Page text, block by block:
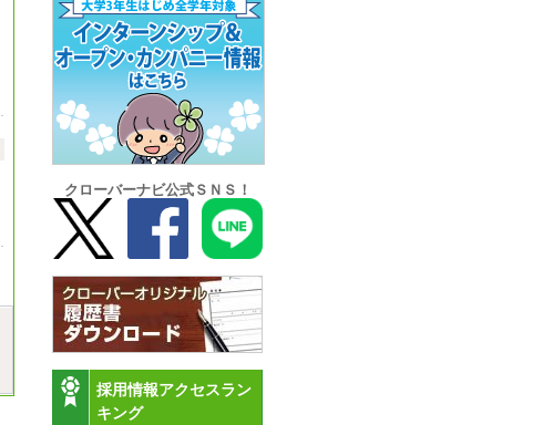
クローバーナビ公式ＳＮＳ！
採用情報アクセスラン
キング